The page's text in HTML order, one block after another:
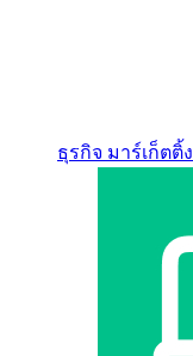
ธุรกิจ มาร์เก็ตติ้ง